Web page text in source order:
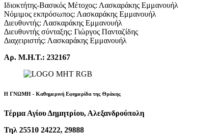
Ιδιοκτήτης-Βασικός Μέτοχος: Λασκαράκης Εμμανουήλ
Νόμιμος εκπρόσωπος: Λασκαράκης Εμμανουήλ
Διευθυντής: Λασκαράκης Εμμανουήλ
Διευθυντής σύνταξης: Γιώργος Πανταζίδης
Διαχειριστής: Λασκαράκης Εμμανουήλ
Αρ. Μ.Η.Τ.: 232167
Η ΓΝΩΜΗ - Καθημερινή Εφημερίδα της Θράκης
Τέρμα Αγίου Δημητρίου, Αλεξανδρούπολη
Τηλ 25510 24222, 29888